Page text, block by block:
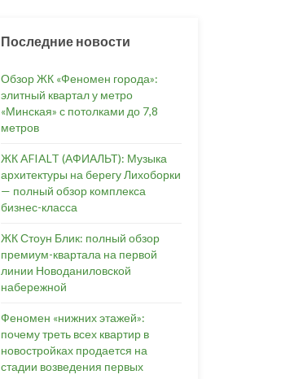
Последние новости
Обзор ЖК «Феномен города»:
элитный квартал у метро
«Минская» с потолками до 7,8
метров
ЖК AFIALT (АФИАЛЬТ): Музыка
архитектуры на берегу Лихоборки
— полный обзор комплекса
бизнес-класса
ЖК Стоун Блик: полный обзор
премиум-квартала на первой
линии Новоданиловской
набережной
Феномен «нижних этажей»:
почему треть всех квартир в
новостройках продается на
стадии возведения первых